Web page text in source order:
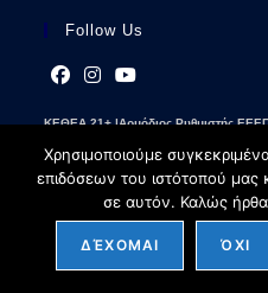
Follow Us
in
a
new
in
a
new
tab
in
a
new
tab
ΚΕΘΕΑ 21+ |Αρμόδιος Ρυθμιστής
Copyright
Χρησιμοποιούμε
επιδόσεων του ιστότοπού
σε αυτόν. Καλώς
ΔΈΧΟΜΑΙ ΌΧΙ